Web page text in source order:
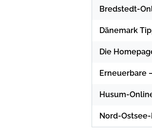
Bredstedt-
Dänemark
Die
Erneuerbare
Husum-
Nord-